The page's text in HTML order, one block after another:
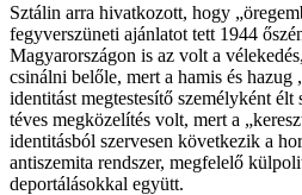
Sztálin arra hivatkozott, hogy
fegyverszüneti ajánlatot tett 1944
Magyarországon is az volt a
csinálni belőle, mert a hamis és hazug
identitást megtestesítő személyként
téves megközelítés volt, mert a
identitásból szervesen következik a
antiszemita rendszer, megfelelő
deportálásokkal együtt.